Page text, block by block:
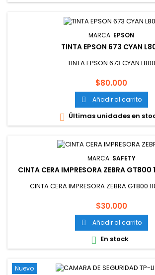
MARCA: EPSON
TINTA EPSON 673 CYAN
TINTA EPSON 673 CYAN L800
Precio
$80.000
 Añadir al carrito
 Últimas unidades en
MARCA: SAFETY
CINTA CERA IMPRESORA ZEBRA
CINTA CERA IMPRESORA ZEBRA GT800
Precio
$30.000
 Añadir al carrito
 En stock
Nuevo